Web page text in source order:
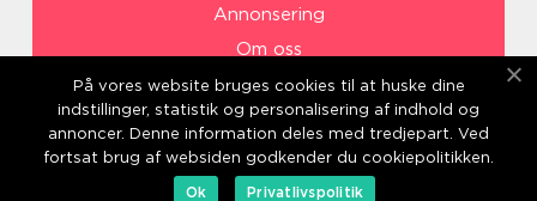
Annonsering
Om oss
Cookies
Kontakta oss
Sitemap
På vores website bruges cookies til at huske dine
indstillinger, statistik og personalisering af indhold og
annoncer. Denne information deles med tredjepart. Ved
fortsat brug af websiden godkender du cookiepolitikken.
Ok
Privatlivspolitik